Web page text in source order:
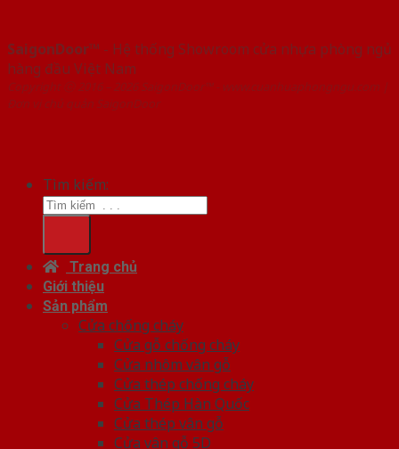
SaigonDoor™ - Hệ thống Showroom cửa nhựa phòng ngủ
hàng đầu Việt Nam
Copyright ⓒ 2016 – 2026 SaigonDoor™ - www.cuanhuaphongngu.com |
Đơn vị chủ quản SaigonDoor
Tìm kiếm:
Trang chủ
Giới thiệu
Sản phẩm
Cửa chống cháy
Cửa gỗ chống cháy
Cửa nhôm vân gỗ
Cửa thép chống cháy
Cửa Thép Hàn Quốc
Cửa thép vân gỗ
Cửa vân gỗ 5D